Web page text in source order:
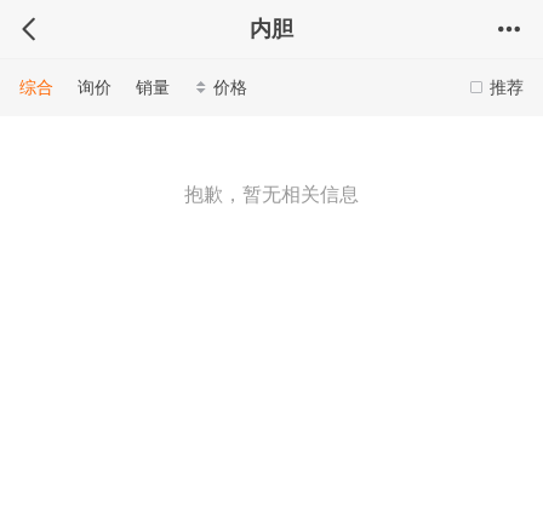
内胆
推荐
综合 询价 销量 价格
抱歉，暂无相关信息